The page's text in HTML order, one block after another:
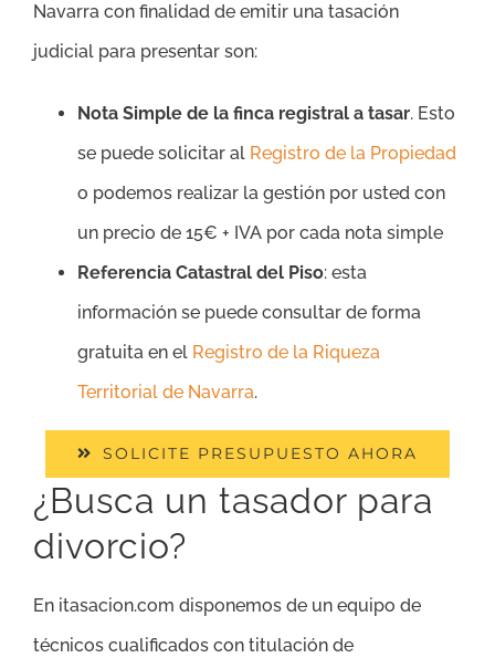
Navarra con finalidad de emitir una tasación
judicial para presentar son:
Nota Simple de la finca registral a tasar. Esto
se puede solicitar al Registro de la Propiedad
o podemos realizar la gestión por usted con
un precio de 15€ + IVA por cada nota simple
Referencia Catastral del Piso: esta
información se puede consultar de forma
gratuita en el Registro de la Riqueza
Territorial de Navarra.
SOLICITE PRESUPUESTO AHORA
¿Busca un tasador para
divorcio?
En itasacion.com disponemos de un equipo de
técnicos cualificados con titulación de